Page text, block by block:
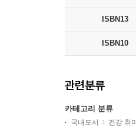
ISBN13
ISBN10
관련분류
카테고리 분류
국내도서 건강 취미